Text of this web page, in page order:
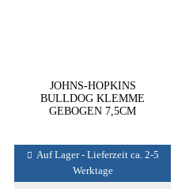
JOHNS-HOPKINS
BULLDOG KLEMME
GEBOGEN 7,5CM
Auf Lager - Lieferzeit ca. 2-5
Werktage